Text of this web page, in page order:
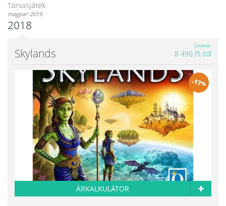
Társasjáték
magyar: 2019
2018
Skylands
Üzletek
8 490 Ft-tól
-17%
ÁRKALKULÁTOR